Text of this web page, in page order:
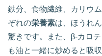
鉄分、食物繊維、カリウ
ぞれの栄養素は、ほうれ
驚きです。また、β‐カロ
も油と一緒に炒めると吸